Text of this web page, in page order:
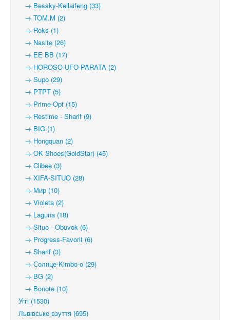
→ Bessky-Kellaifeng (33)
→ TOM.M (2)
→ Roks (1)
→ Nasite (26)
→ EE BB (17)
→ HOROSO-UFO-PARATA (2)
→ Supo (29)
→ PTPT (5)
→ Prime-Opt (15)
→ Restime - Sharif (9)
→ BIG (1)
→ Hongquan (2)
→ OK Shoes(GoldStar) (45)
→ Clibee (3)
→ XIFA-SITUO (28)
→ Мир (10)
→ Violeta (2)
→ Laguna (18)
→ Situo - Obuvok (6)
→ Progress-Favorit (6)
→ Sharif (3)
→ Солнце-Kimbo-o (29)
→ BG (2)
→ Bonote (10)
Уггі (1530)
Львівське взуття (695)